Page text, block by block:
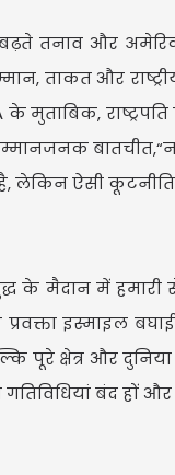
बढ़ते तनाव और
ताकत और
के मुताबिक,
बातचीत,“न
लेकिन ऐसी
के मैदान में
इस्माइल
पूरे क्षेत्र और
बंद हों